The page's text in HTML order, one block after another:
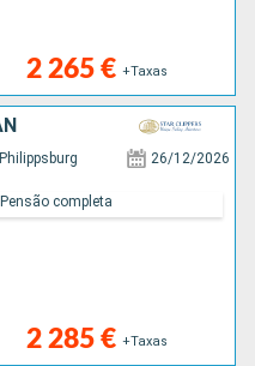
2 265 € +Taxas
Philippsburg 26/12/2026
2 285 € +Taxas
Pensão completa